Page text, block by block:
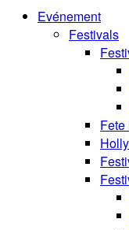
Evénement
Festivals